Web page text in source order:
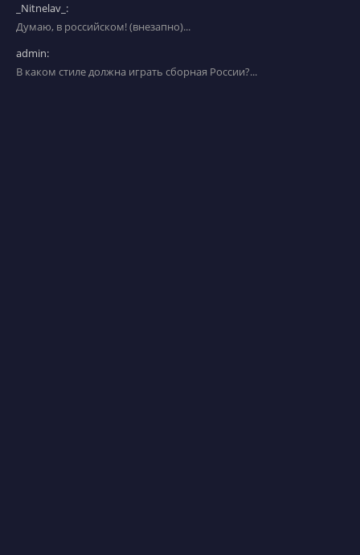
_Nitnelav_:
Думаю, в российском! (внезапно)...
admin:
В каком стиле должна играть сборная России?...